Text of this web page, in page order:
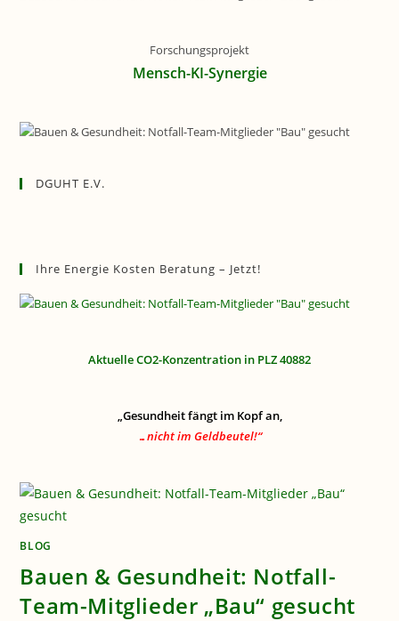
Forschungsprojekt
Mensch-KI-Synergie
DGUHT E.V.
Ihre Energie Kosten Beratung – Jetzt!
Aktuelle CO2-Konzentration in PLZ 40882
„Gesundheit fängt im Kopf an,
…nicht im Geldbeutel!“
BLOG
Bauen & Gesundheit: Notfall-
Team-Mitglieder „Bau“ gesucht